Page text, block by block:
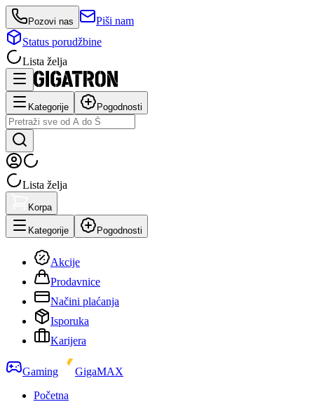
Pozovi nas
Piši nam
Status porudžbine
Lista želja
Kategorije Pogodnosti
Lista želja
Korpa
Kategorije Pogodnosti
Akcije
Prodavnice
Načini plaćanja
Isporuka
Karijera
Gaming
GigaMAX
Početna